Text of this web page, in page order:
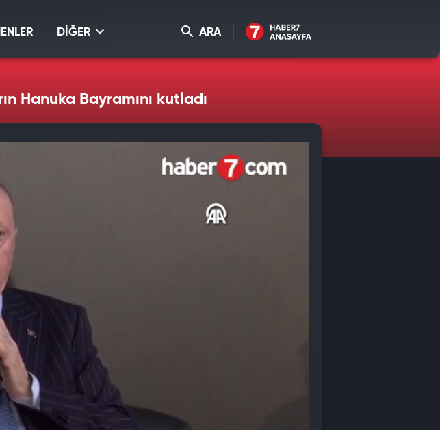
DİĞER ARA
Hanuka Bayramını kutladı